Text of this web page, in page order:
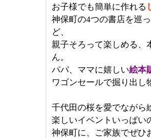
お子様でも簡単に作れる
神保町の4つの書店を巡
ど、
親子そろって楽しめる、
ん。
パパ、ママに嬉しい絵本
ワゴンセールで掘り出
千代田の桜を愛でながら
楽しいイベントいっぱい
神保町に、ご家族でぜひ